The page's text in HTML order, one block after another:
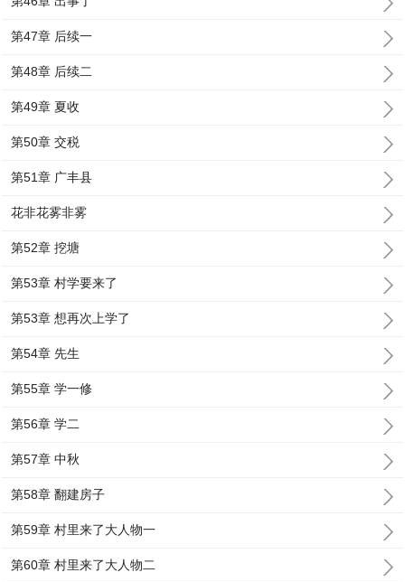
第47章 后续一
第48章 后续二
第49章 夏收
第50章 交税
第51章 广丰县
花非花雾非雾
第52章 挖塘
第53章 村学要来了
第53章 想再次上学了
第54章 先生
第55章 学一修
第56章 学二
第57章 中秋
第58章 翻建房子
第59章 村里来了大人物一
第60章 村里来了大人物二